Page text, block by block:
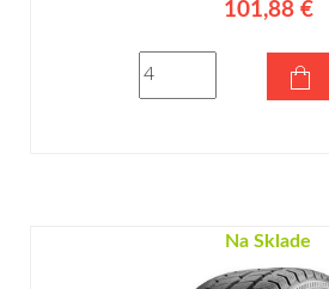
101,88 €
Na Sklade